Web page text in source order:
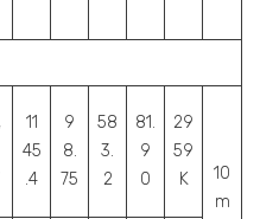
11
45
.4
9
8.
75
58
3.
2
81.
9
0
29
59
K
10
m